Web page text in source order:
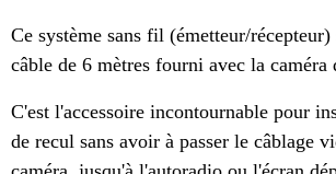
Ce système sans fil (émetteur/récepteur)
câble de 6 mètres fourni avec la caméra
C'est l'accessoire incontournable pour
de recul sans avoir à passer le câblage